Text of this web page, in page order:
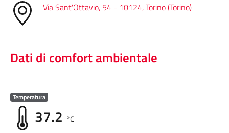
Via Sant'Ottavio, 54 - 10124, Torino (Torino)
Dati di comfort ambientale
Temperatura
37.2 °C